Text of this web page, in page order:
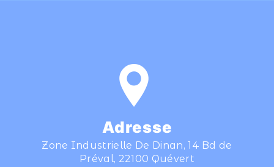
Adresse
Zone Industrielle De Dinan, 14 Bd de
Préval, 22100 Quévert